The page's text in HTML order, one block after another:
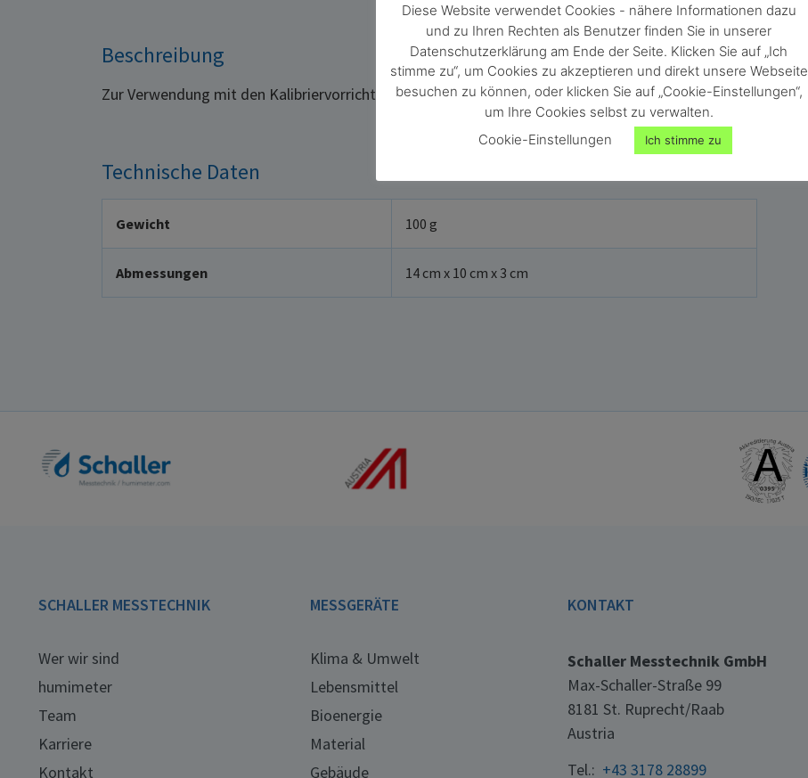
Beschreibung
Zur Verwendung mit den Kalibriervorrichtungen Art. Nr. 10006 und 10072.
Technische Daten
Gewicht 100 g
Abmessungen 14 cm x 10 cm x 3 cm
SCHALLER MESSTECHNIK
Wer wir sind
humimeter
Team
Karriere
Kontakt
MESSGERÄTE
Klima & Umwelt
Lebensmittel
Bioenergie
Material
Gebäude
KONTAKT
Schaller Messtechnik GmbH
Max-Schaller-Straße 99
8181 St. Ruprecht/Raab
Austria
Tel.: +43 3178 28899
Diese Website verwendet Cookies - nähere Informationen dazu
und zu Ihren Rechten als Benutzer finden Sie in unserer
Datenschutzerklärung am Ende der Seite. Klicken Sie auf „Ich
stimme zu“, um Cookies zu akzeptieren und direkt unsere Webseite
besuchen zu können, oder klicken Sie auf „Cookie-Einstellungen“,
um Ihre Cookies selbst zu verwalten.
Cookie-Einstellungen
Ich stimme zu